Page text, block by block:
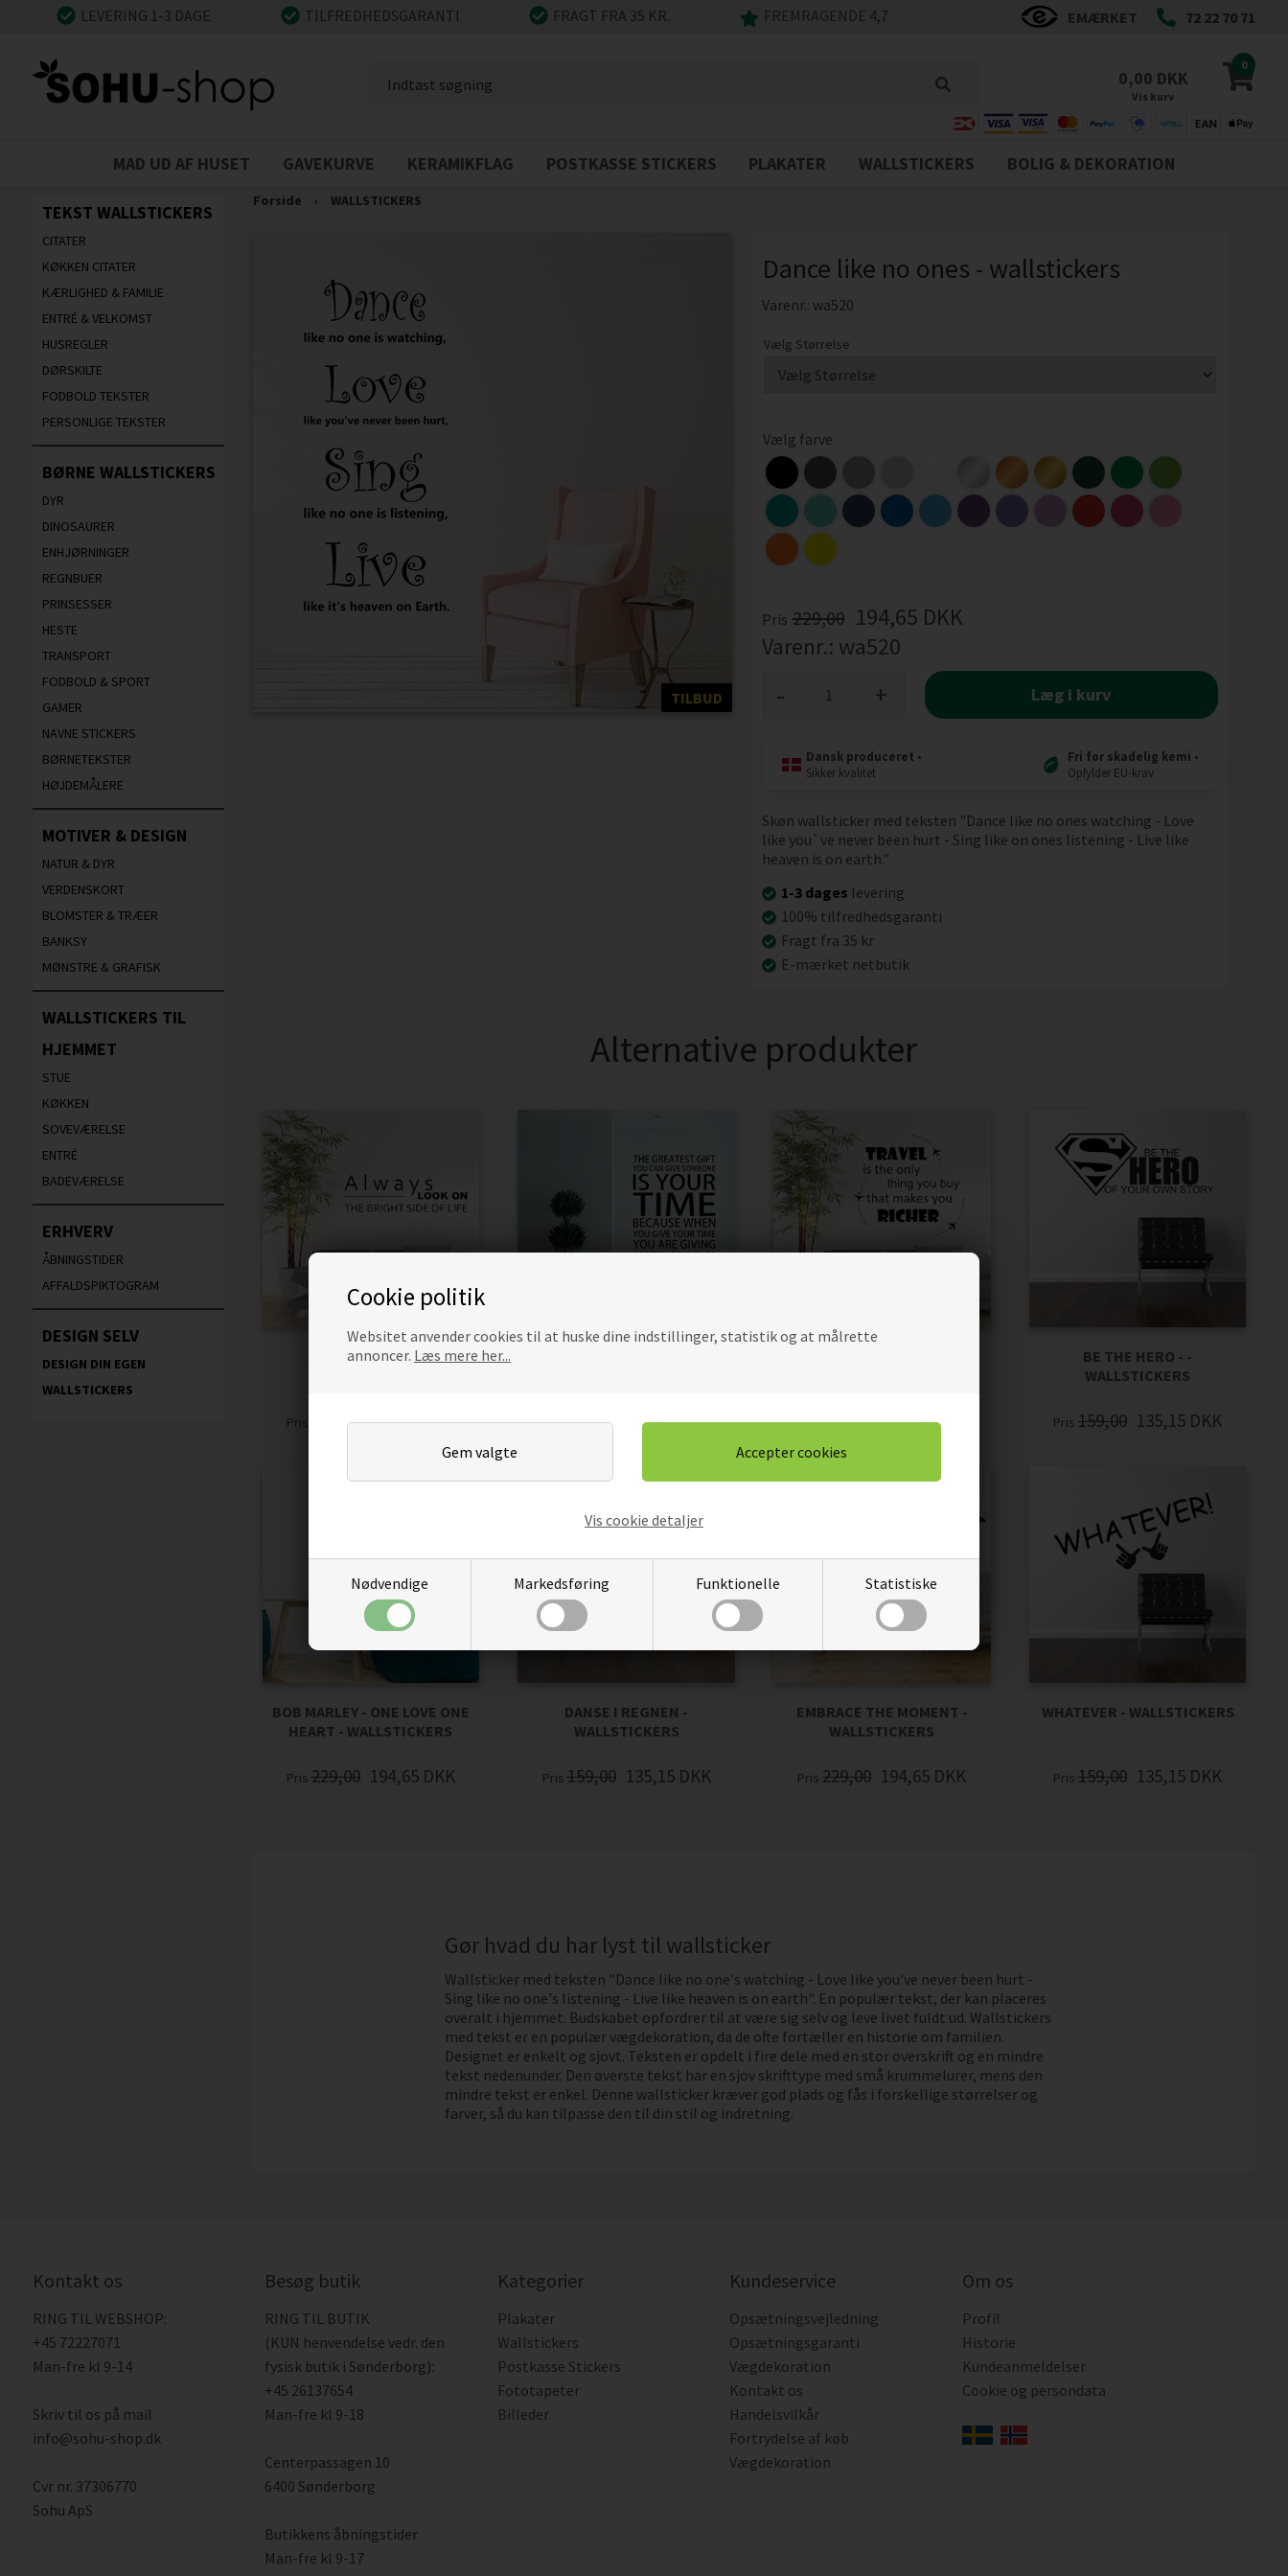
Cookie politik
Websitet anvender cookies til at huske dine indstillinger, statistik og at målrette
annoncer. Læs mere her...
Nødvendige Markedsføring Funktionelle Statistiske
Vis cookie detaljer
LEVERING 1-3 DAGE TILFREDHEDSGARANTI FRAGT FRA 35 KR. FREMRAGENDE 4,7 EMÆRKET 72 22 70 71
0
0,00 DKK
Vis kurv
MAD UD AF HUSET GAVEKURVE KERAMIKFLAG POSTKASSE STICKERS PLAKATER WALLSTICKERS BOLIG & DEKORATION
TEKST WALLSTICKERS
CITATER
KØKKEN CITATER
KÆRLIGHED & FAMILIE
ENTRÉ & VELKOMST
HUSREGLER
DØRSKILTE
FODBOLD TEKSTER
PERSONLIGE TEKSTER
BØRNE WALLSTICKERS
DYR
DINOSAURER
ENHJØRNINGER
REGNBUER
PRINSESSER
HESTE
TRANSPORT
FODBOLD & SPORT
GAMER
NAVNE STICKERS
BØRNETEKSTER
HØJDEMÅLERE
MOTIVER & DESIGN
NATUR & DYR
VERDENSKORT
BLOMSTER & TRÆER
BANKSY
MØNSTRE & GRAFISK
WALLSTICKERS TIL
HJEMMET
STUE
KØKKEN
SOVEVÆRELSE
ENTRÉ
BADEVÆRELSE
ERHVERV
ÅBNINGSTIDER
AFFALDSPIKTOGRAM
DESIGN SELV
DESIGN DIN EGEN
WALLSTICKERS
Forside › WALLSTICKERS
TILBUD
Dance like no ones - wallstickers
Varenr.: wa520
Vælg Størrelse
Vælg farve
Pris 229,00 194,65 DKK
Varenr.: wa520
+
- Læg i kurv
Dansk produceret •
Sikker kvalitet
Fri for skadelig kemi •
Opfylder EU-krav
Skøn wallsticker med teksten "Dance like no ones watching - Love
like you`ve never been hurt - Sing like on ones listening - Live like
heaven is on earth."
1-3 dages levering
100% tilfredhedsgaranti
Fragt fra 35 kr
E-mærket netbutik
Alternative produkter
ALWAYS LOOK ON -
Pris 159,00 135,15DKK Pris229,00 194,65DKK Pris229,00 194,65DKK
BE THE HERO - -
WALLSTICKERS
Pris 159,00 135,15 DKK
BOB MARLEY - ONE LOVE ONE
HEART - WALLSTICKERS
Pris 229,00 194,65 DKK
DANSE I REGNEN -
WALLSTICKERS
Pris 159,00 135,15 DKK
EMBRACE THE MOMENT -
WALLSTICKERS
Pris 229,00 194,65 DKK
WHATEVER - WALLSTICKERS
Pris 159,00 135,15 DKK
Gør hvad du har lyst til wallsticker
Wallsticker med teksten "Dance like no one's watching - Love like you've never been hurt -
Sing like no one's listening - Live like heaven is on earth". En populær tekst, der kan placeres
overalt i hjemmet. Budskabet opfordrer til at være sig selv og leve livet fuldt ud. Wallstickers
med tekst er en populær vægdekoration, da de ofte fortæller en historie om familien.
Designet er enkelt og sjovt. Teksten er opdelt i fire dele med en stor overskrift og en mindre
tekst nedenunder. Den øverste tekst har en sjov skrifttype med små krummelurer, mens den
mindre tekst er enkel. Denne wallsticker kræver god plads og fås i forskellige størrelser og
farver, så du kan tilpasse den til din stil og indretning.
Kontakt os
RING TIL WEBSHOP:
+45 72227071
Man-fre kl 9-14
Skriv til os på mail
info@sohu-shop.dk
Cvr nr. 37306770
Sohu ApS
Besøg butik
RING TIL BUTIK
(KUN henvendelse vedr. den
fysisk butik i Sønderborg):
+45 26137654
Man-fre kl 9-18
Centerpassagen 10
6400 Sønderborg
Butikkens åbningstider
Man-fre kl 9-17
Kategorier
Plakater
Wallstickers
Postkasse Stickers
Fototapeter
Billeder
Kundeservice
Opsætningsvejledning
Opsætningsgaranti
Vægdekoration
Kontakt os
Handelsvilkår
Fortrydelse af køb
Vægdekoration
Om os
Profil
Historie
Kundeanmeldelser
Cookie og persondata